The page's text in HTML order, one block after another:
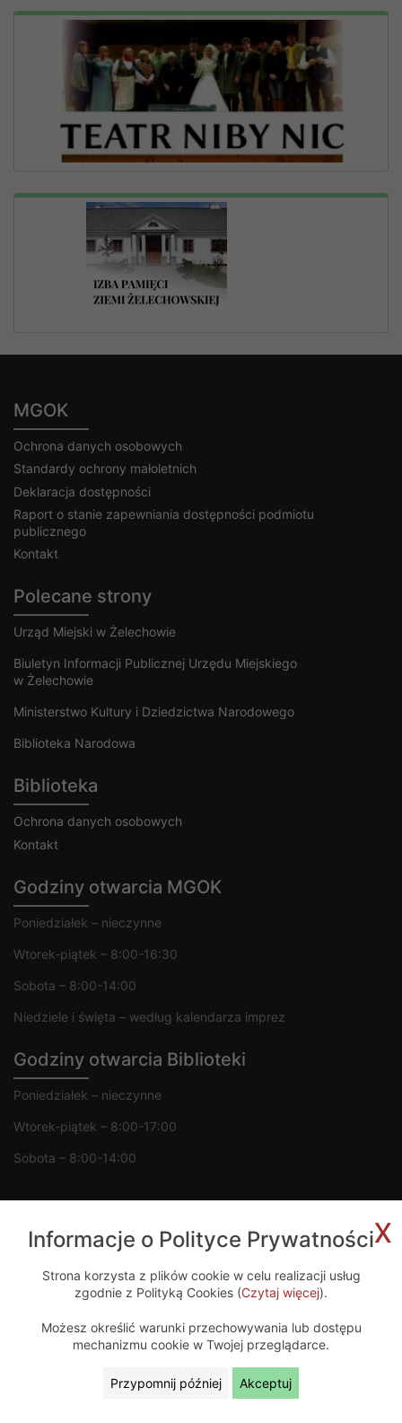
MGOK
Ochrona danych osobowych
Standardy ochrony małoletnich
Deklaracja dostępności
Raport o stanie zapewniania dostępności podmiotu
publicznego
Kontakt
Polecane strony
Urząd Miejski w Żelechowie
Biuletyn Informacji Publicznej Urzędu Miejskiego
w Żelechowie
Ministerstwo Kultury i Dziedzictwa Narodowego
Biblioteka Narodowa
Biblioteka
Ochrona danych osobowych
Kontakt
Godziny otwarcia MGOK
Poniedziałek – nieczynne
Wtorek-piątek – 8:00-16:30
Sobota – 8:00-14:00
Niedziele i święta – według kalendarza imprez
Godziny otwarcia Biblioteki
Poniedziałek – nieczynne
Wtorek-piątek – 8:00-17:00
Sobota – 8:00-14:00
Projekt i wykonanie
x
Informacje o Polityce Prywatności
Strona korzysta z plików cookie w celu realizacji usług
zgodnie z Polityką Cookies (Czytaj więcej).
Możesz określić warunki przechowywania lub dostępu
mechanizmu cookie w Twojej przeglądarce.
Przypomnij później Akceptuj